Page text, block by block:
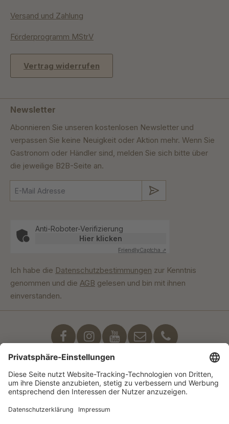
Versand und Zahlung
Förderprogramm MStrV
Vertrag widerrufen
Newsletter
Abonnieren Sie unseren kostenlosen Newsletter und
verpassen Sie keine Neuigkeit oder Aktion mehr. Wenn Sie
Gastronom oder Händler sind, melden Sie sich bitte über
die jeweilige B2B-Seite an.
Anti-Roboter-Verifizierung
Hier klicken
FriendlyCaptcha ⇗
Ich habe die Datenschutzbestimmungen zur Kenntnis
genommen und die AGB gelesen und bin mit ihnen
einverstanden.
Unser Engagement